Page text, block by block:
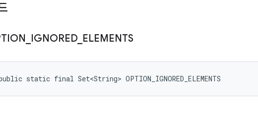
IGNORED ELEMENTS
static final Set<String> OPTION_IGNORED_ELEMENTS